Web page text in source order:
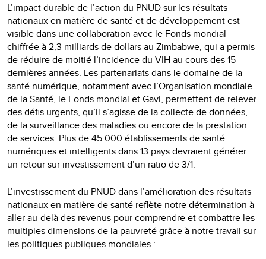
L’impact durable de l’action du PNUD sur les résultats
nationaux en matière de santé et de développement est
visible dans une collaboration avec le Fonds mondial
chiffrée à 2,3 milliards de dollars au Zimbabwe, qui a permis
de réduire de moitié l’incidence du VIH au cours des 15
dernières années. Les partenariats dans le domaine de la
santé numérique, notamment avec l’Organisation mondiale
de la Santé, le Fonds mondial et Gavi, permettent de relever
des défis urgents, qu’il s’agisse de la collecte de données,
de la surveillance des maladies ou encore de la prestation
de services. Plus de 45 000 établissements de santé
numériques et intelligents dans 13 pays devraient générer
un retour sur investissement d’un ratio de 3/1.
L’investissement du PNUD dans l’amélioration des résultats
nationaux en matière de santé reflète notre détermination à
aller au-delà des revenus pour comprendre et combattre les
multiples dimensions de la pauvreté grâce à notre travail sur
les politiques publiques mondiales :